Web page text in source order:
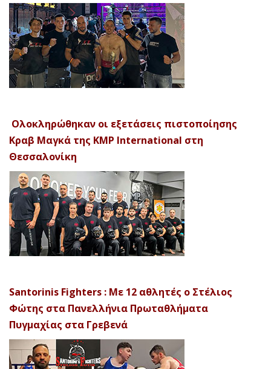
Ολοκληρώθηκαν οι εξετάσεις πιστοποίησης
Κραβ Μαγκά της KMP International στη
Θεσσαλονίκη
Santorinis Fighters : Με 12 αθλητές ο Στέλιος
Φώτης στα Πανελλήνια Πρωταθλήματα
Πυγμαχίας στα Γρεβενά